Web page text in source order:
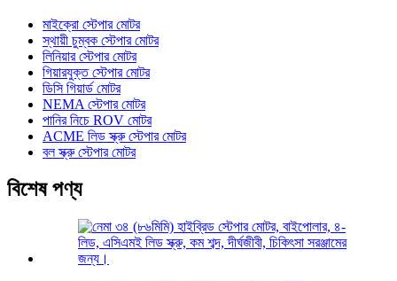
মাইক্রো স্টেপার মোটর
স্থায়ী চুম্বক স্টেপার মোটর
লিনিয়ার স্টেপার মোটর
গিয়ারযুক্ত স্টেপার মোটর
ডিসি গিয়ার্ড মোটর
NEMA স্টেপার মোটর
পানির নিচে ROV মোটর
ACME লিড স্ক্রু স্টেপার মোটর
বল স্ক্রু স্টেপার মোটর
বিশেষ পণ্য